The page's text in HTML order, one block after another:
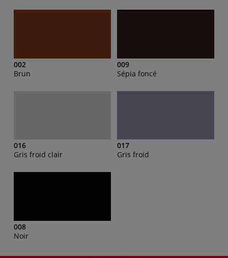
002
Brun
009
Sépia foncé
016
Gris froid clair
017
Gris froid
008
Noir